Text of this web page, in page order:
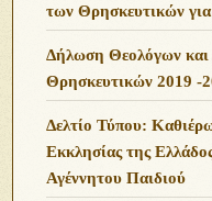
των Θρησκευτικών
Δήλωση Θεολόγων
Θρησκευτικών 2019 -
Δελτίο Τύπου:
Εκκλησίας της
Αγέννητου Παιδιού